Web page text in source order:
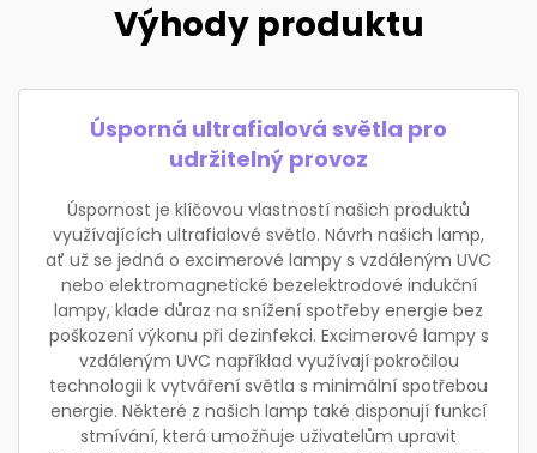
Výhody produktu
Úsporná ultrafialová světla pro
udržitelný provoz
Úspornost je klíčovou vlastností našich produktů
využívajících ultrafialové světlo. Návrh našich lamp,
ať už se jedná o excimerové lampy s vzdáleným UVC
nebo elektromagnetické bezelektrodové indukční
lampy, klade důraz na snížení spotřeby energie bez
poškození výkonu při dezinfekci. Excimerové lampy s
vzdáleným UVC například využívají pokročilou
technologii k vytváření světla s minimální spotřebou
energie. Některé z našich lamp také disponují funkcí
stmívání, která umožňuje uživatelům upravit